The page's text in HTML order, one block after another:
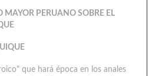
MAYOR PERUANO SOBRE EL
que hará época en los anales